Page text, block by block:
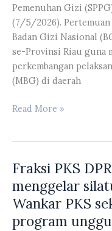
PKS
sekaligus
sosialisasi
program
unggulan
partai,
Ruang
Fraksi
DPRD
Provinsi
Riau
Pemenuhan Gizi
(7/5/2026).
Badan Gizi Nasional
se-Provinsi Riau guna
perkembangan
(MBG) di daerah
Ketua
Kaderismanto,
Komisi
III
Read More »
Fraksi PKS
menggelar
Wankar PKS
program